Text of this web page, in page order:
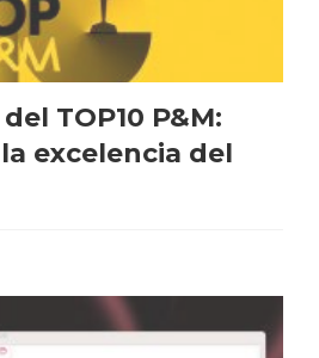
TOP10 P&M:
excelencia del